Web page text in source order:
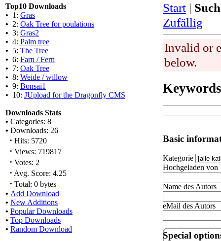
Top10 Downloads
• 1: Gras
• 2: Oak Tree for poulations
• 3: Gras2
• 4: Palm tree
• 5: The Tree
• 6: Farn / Fern
• 7: Oak Tree
• 8: Weide / willow
• 9: Bonsai1
• 10: JUpload for the Dragonfly CMS
Downloads Stats
• Categories: 8
• Downloads: 26
· Hits: 5720
· Views: 719817
· Votes: 2
· Avg. Score: 4.25
· Total: 0 bytes
• Add Download
• New Additions
• Popular Downloads
• Top Downloads
• Random Download
Start |
Zufällig
Invalid or
below.
Keywords
Basic
Kategorie
Hochgeladen von
Name des Autors
eMail des Autors
Special